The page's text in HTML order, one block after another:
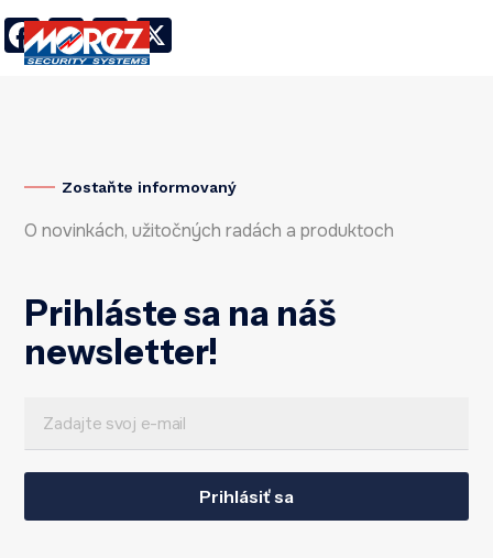
Facebook
LinkedIn
Twitter
Zostaňte informovaný
O novinkách, užitočných radách a produktoch
Prihláste sa na náš
newsletter!
E
m
a
m
Prihlásiť sa